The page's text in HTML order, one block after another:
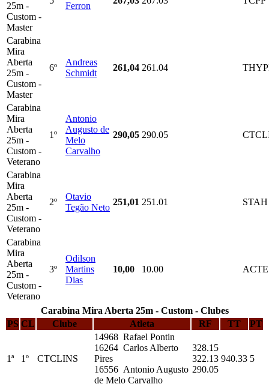
25m -
Custom -
Master
Ferron
Carabina
Mira
Aberta
25m -
Custom -
Master
6º
Andreas
Schmidt
261,04 261.04
Carabina
Mira
Aberta
25m -
Custom -
Veterano
1º
Antonio
Augusto de
Melo
Carvalho
290,05 290.05
Carabina
Mira
Aberta
25m -
Custom -
Veterano
2º
Otavio
Tegão Neto
251,01 251.01 STAH
Carabina
Mira
Aberta
25m -
Custom -
Veterano
3º
Odilson
Martins
Dias
10,00 10.00 ACTE
Carabina Mira Aberta 25m - Custom - Clubes
PS CL Clube Atleta RF TT PT
1ª 1º CTCLINS
14968 Rafael Pontin
16264 Carlos Alberto
Pires
16556 Antonio Augusto
de Melo Carvalho
328.15
322.13
290.05
940.33 5